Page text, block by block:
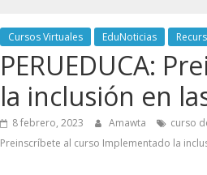
Cursos Virtuales EduNoticias
PERUEDUCA:
la inclusión en
8 febrero, 2023 Amawta curso
Preinscríbete al curso Implementado la